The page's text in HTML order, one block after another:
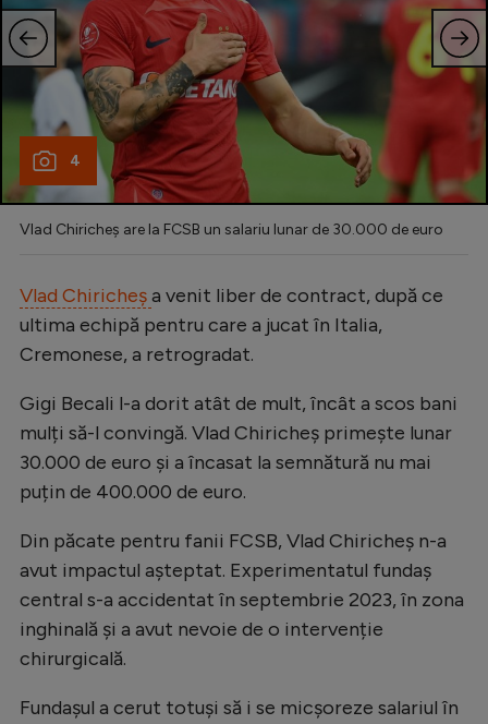
4
Vlad Chiricheș are la FCSB un salariu lunar de 30.000 de euro
Vlad Chiricheșa venit liber de contract, după ce
ultima echipă pentru care a jucat în Italia,
Cremonese, a retrogradat.
Gigi Becali l-a dorit atât de mult, încât a scos bani
mulți să-l convingă. Vlad Chiricheș primește lunar
30.000 de euro și a încasat la semnătură nu mai
puțin de 400.000 de euro.
Din păcate pentru fanii FCSB, Vlad Chiricheș n-a
avut impactul așteptat. Experimentatul fundaș
central s-a accidentat în septembrie 2023, în zona
inghinală și a avut nevoie de o intervenție
chirurgicală.
Fundașul a cerut totuși să i se micșoreze salariul în